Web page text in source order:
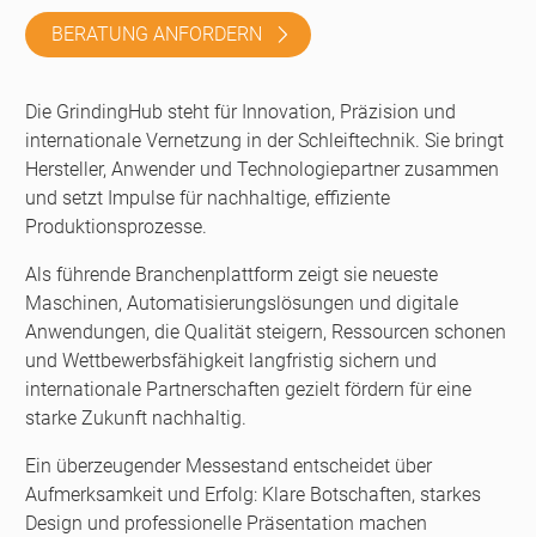
BERATUNG ANFORDERN
Die GrindingHub steht für Innovation, Präzision und
internationale Vernetzung in der Schleiftechnik. Sie bringt
Hersteller, Anwender und Technologiepartner zusammen
und setzt Impulse für nachhaltige, effiziente
Produktionsprozesse.
Als führende Branchenplattform zeigt sie neueste
Maschinen, Automatisierungslösungen und digitale
Anwendungen, die Qualität steigern, Ressourcen schonen
und Wettbewerbsfähigkeit langfristig sichern und
internationale Partnerschaften gezielt fördern für eine
starke Zukunft nachhaltig.
Ein überzeugender Messestand entscheidet über
Aufmerksamkeit und Erfolg: Klare Botschaften, starkes
Design und professionelle Präsentation machen